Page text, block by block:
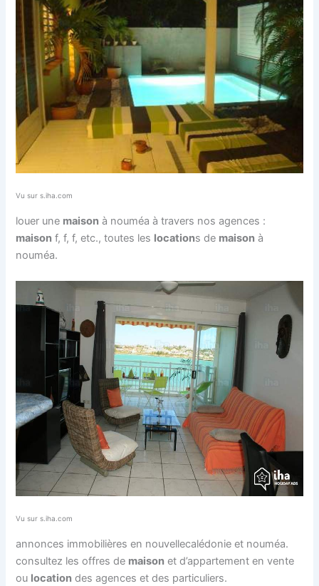
Vu sur s.iha.com
louer une maison à nouméa à travers nos agences :
maison f, f, f, etc., toutes les locations de maison à
nouméa.
Vu sur s.iha.com
annonces immobilières en nouvellecalédonie et nouméa.
consultez les offres de maison et d’appartement en vente
ou location des agences et des particuliers.